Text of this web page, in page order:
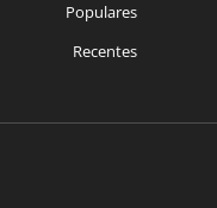
Populares
Recentes